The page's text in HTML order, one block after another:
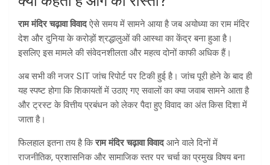
राम मंदिर चढ़ावा विवादऐसे समय में सामने आया है जब अयोध्या का राम मंदिर
देश और दुनिया के करोड़ों श्रद्धालुओं की आस्था का केंद्र बना हुआ है।
इसलिए इस मामले की संवेदनशीलता और महत्व दोनों काफी अधिक हैं।
अब सभी की नजर SIT जांच रिपोर्ट पर टिकी हुई है। जांच पूरी होने के बाद ही
यह स्पष्ट होगा कि शिकायतों में उठाए गए सवालों का क्या जवाब सामने आता है
और ट्रस्ट के वित्तीय प्रबंधन को लेकर पैदा हुए विवाद का अंत किस दिशा में
जाता है।
फिलहाल इतना तय है किराम मंदिर चढ़ावा विवादआने वाले दिनों में
राजनीतिक, प्रशासनिक और सामाजिक स्तर पर चर्चा का प्रमुख विषय बना